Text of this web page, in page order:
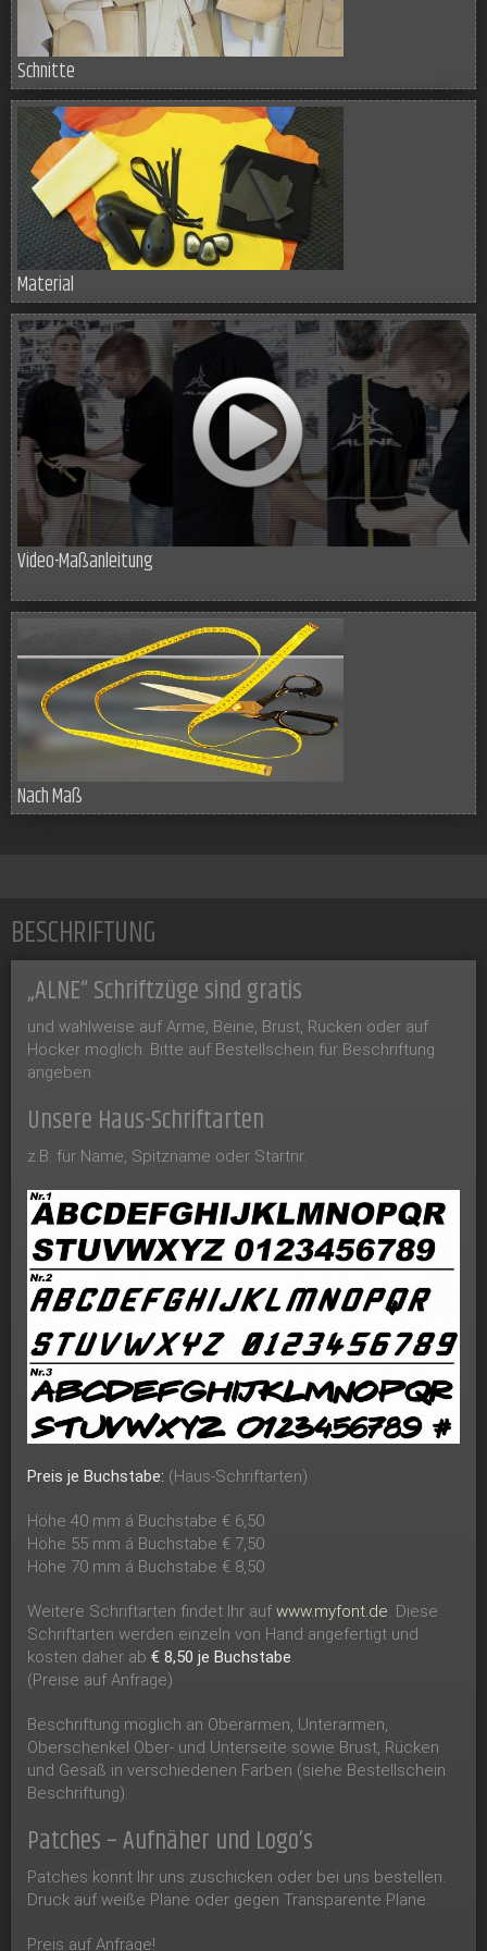
Schnitte
Material
Video-Maßanleitung
Nach Maß
BESCHRIFTUNG
„ALNE“ Schriftzüge sind gratis
und wahlweise auf Arme, Beine, Brust, Rücken oder auf
Höcker möglich. Bitte auf Bestellschein für Beschriftung
angeben.
Unsere Haus-Schriftarten
z.B. für Name, Spitzname oder Startnr.
Preis je Buchstabe: (Haus-Schriftarten)
Höhe 40 mm á Buchstabe € 6,50
Höhe 55 mm á Buchstabe € 7,50
Höhe 70 mm á Buchstabe € 8,50
Weitere Schriftarten findet Ihr auf www.myfont.de. Diese
Schriftarten werden einzeln von Hand angefertigt und
kosten daher ab € 8,50 je Buchstabe.
(Preise auf Anfrage)
Beschriftung möglich an Oberarmen, Unterarmen,
Oberschenkel Ober- und Unterseite sowie Brust, Rücken
und Gesäß in verschiedenen Farben (siehe Bestellschein
Beschriftung).
Patches – Aufnäher und Logo’s
Patches könnt Ihr uns zuschicken oder bei uns bestellen.
Druck auf weiße Plane oder gegen Transparente Plane.
Preis auf Anfrage!